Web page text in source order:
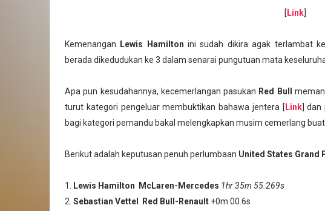
[ Link
Kemenangan Lewis Hamilton ini sudah dikira agak terlambat
berada dikedudukan ke 3 dalam senarai pungutuan mata
Apa pun kesudahannya, kecemerlangan pasukan Red Bull
turut kategori pengeluar membuktikan bahawa jentera [ Link] dan
bagi kategori pemandu bakal melengkapkan musim cemerlang buat
Berikut adalah keputusan penuh perlumbaan United States Grand
1. Lewis Hamilton McLaren-Mercedes 1hr 35m 55.269s
2. Sebastian Vettel Red Bull-Renault +0m 00.6s